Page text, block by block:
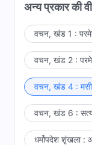
अन्य प्रकार की
वचन, खंड 1 :
वचन, खंड 2 :
वचन, खंड 4 :
वचन, खंड 6 : सत्य
धर्मोपदेश शृंखला :